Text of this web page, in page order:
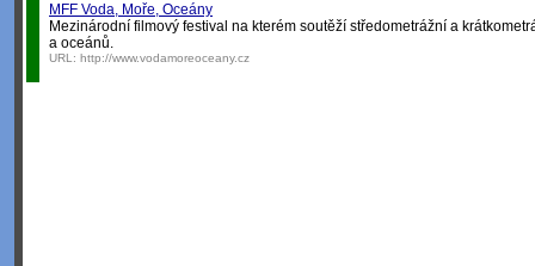
MFF Voda, Moře, Oceány
Mezinárodní filmový festival na kterém soutěží středometrážní a
a oceánů.
URL: http://www.vodamoreoceany.cz